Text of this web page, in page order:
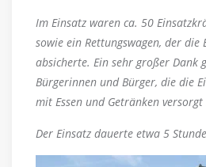
Im Einsatz waren ca. 50
sowie ein Rettungswagen, der die
absicherte. Ein sehr großer Dank
Bürgerinnen und Bürger, die die
mit Essen und Getränken versorgt
Der Einsatz dauerte etwa 5